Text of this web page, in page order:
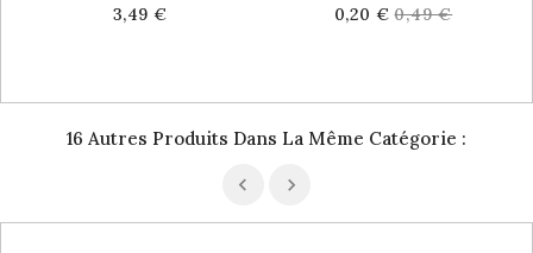
Price
3,49 €
Price
0,20 € Regular
0,49 €
16 Autres Produits Dans La Même Catégorie :